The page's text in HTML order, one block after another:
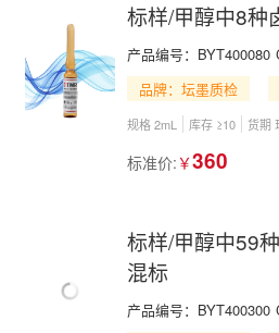
标样/甲醇中8种
产品编号： BYT400080
品牌：坛墨质检
规格 2mL 库存 ≥10 货期
标准价: ￥360
标样/甲醇中59
混标
产品编号： BYT400300